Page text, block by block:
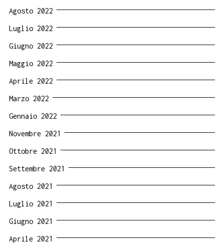
Agosto 2022
Luglio 2022
Giugno 2022
Maggio 2022
Aprile 2022
Marzo 2022
Gennaio 2022
Novembre 2021
Ottobre 2021
Settembre 2021
Agosto 2021
Luglio 2021
Giugno 2021
Aprile 2021